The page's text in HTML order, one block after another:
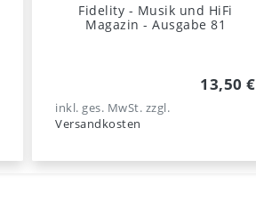
Fidelity - Musik und HiFi
Magazin - Ausgabe 81
13,50 €
inkl. ges. MwSt. zzgl.
Versandkosten